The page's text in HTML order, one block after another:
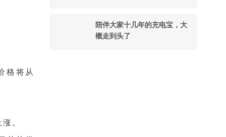
格将从
。
陪伴大家十几年的充电宝，大
概走到头了